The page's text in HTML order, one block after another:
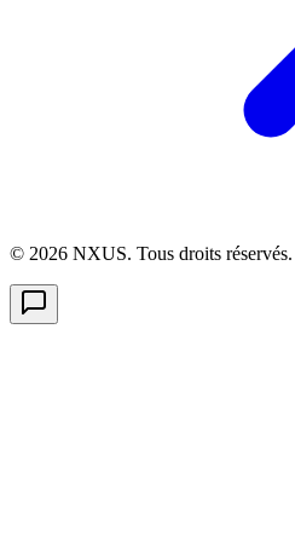
© 2026 NXUS. Tous droits réservés.